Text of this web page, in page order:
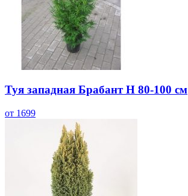
Туя западная Брабант Н 80-100 см
от 1699